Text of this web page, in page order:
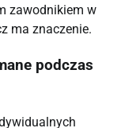
zawodnikiem w
ma znaczenie.
podczas